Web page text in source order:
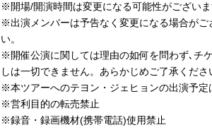
※開場/開演時間は変更になる可能性がございま
※出演メンバーは予告なく変更になる場合がご
い。
※開催公演に関しては理由の如何を問わず､チ
しは一切できません。あらかじめご了承くださ
※本ツアーへのテヨン・ジェヒョンの出演予定
※営利目的の転売禁止
※録音・録画機材(携帯電話)使用禁止